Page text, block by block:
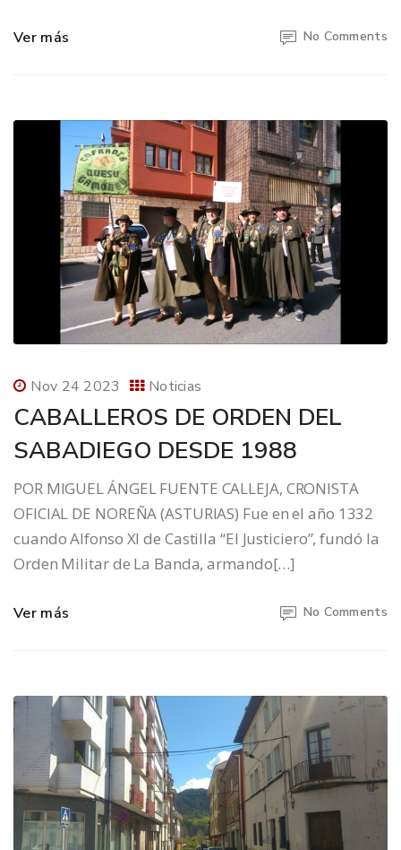
Ver más No Comments
Nov 24 2023 Noticias
CABALLEROS DE ORDEN DEL
SABADIEGO DESDE 1988
POR MIGUEL ÁNGEL FUENTE CALLEJA, CRONISTA
OFICIAL DE NOREÑA (ASTURIAS) Fue en el año 1332
cuando Alfonso XI de Castilla “El Justiciero”, fundó la
Orden Militar de La Banda, armando[…]
Ver más No Comments